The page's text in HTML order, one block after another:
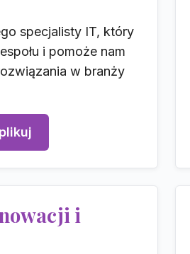
specjalisty IT, który
i pomoże nam
w branży
i